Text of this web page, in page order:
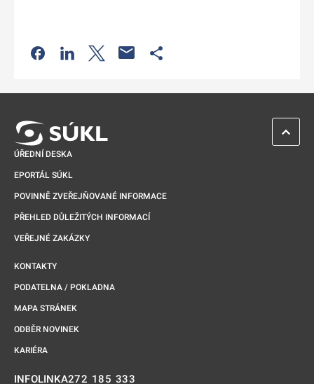
Odkaz se otevře na nové kartě
Odkaz se otevře na nové kartě
Odkaz se otevře na nové kartě
ÚŘEDNÍ DESKA
EPORTÁL SÚKL
POVINNĚ ZVEŘEJŇOVANÉ INFORMACE
PŘEHLED DŮLEŽITÝCH INFORMACÍ
VEŘEJNÉ ZAKÁZKY
KONTAKTY
PODATELNA / POKLADNA
MAPA STRÁNEK
ODBĚR NOVINEK
KARIÉRA
INFOLINKA272 185 333
ZPĚT